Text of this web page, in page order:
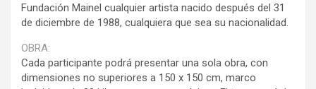
Fundación Mainel cualquier artista nacido después del 31
de diciembre de 1988, cualquiera que sea su nacionalidad.
OBRA:
Cada participante podrá presentar una sola obra, con
dimensiones no superiores a 150 x 150 cm, marco